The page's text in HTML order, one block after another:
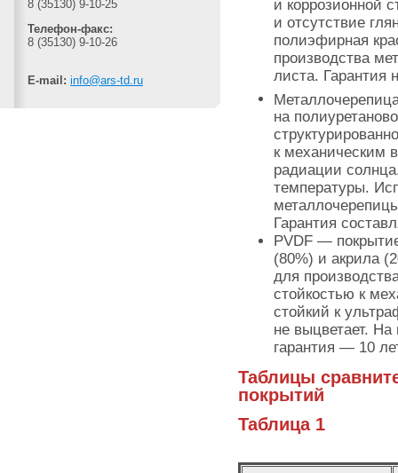
8 (35130) 9-10-25
Телефон-факс:
8 (35130) 9-10-26
E-mail: info@ars-td.ru
и коррозионной
и отсутствие
полиэфирная
производства
листа. Гарантия
на
к механическим
радиации
температуры.
Гарантия
PVDF —
(80%) и акрила
для
стойкостью к
стойкий к
не выцветает. На
гарантия — 10
Таблицы
покрытий
Таблица 1